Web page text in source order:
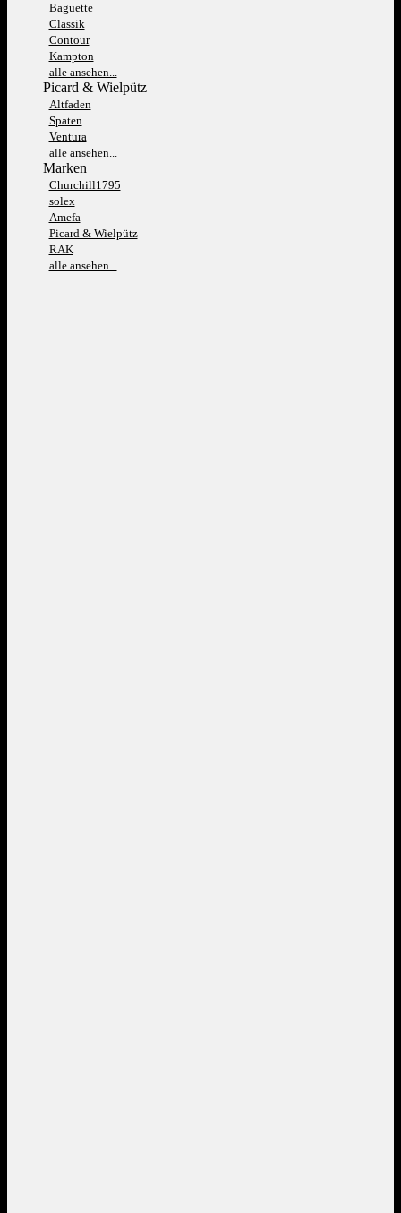
Baguette
Classik
Contour
Kampton
alle ansehen...
Picard & Wielpütz
Altfaden
Spaten
Ventura
alle ansehen...
Marken
Churchill1795
solex
Amefa
Picard & Wielpütz
RAK
alle ansehen...